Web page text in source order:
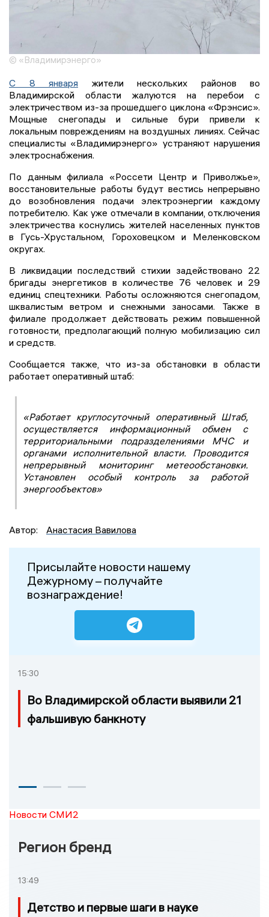
© «Владимирэнерго»
С 8 января жители нескольких районов во
Владимирской области жалуются на перебои с
электричеством из-за прошедшего циклона «Фрэнсис».
Мощные снегопады и сильные бури привели к
локальным повреждениям на воздушных линиях. Сейчас
специалисты «Владимирэнерго» устраняют нарушения
электроснабжения.
По данным филиала «Россети Центр и Приволжье»,
восстановительные работы будут вестись непрерывно
до возобновления подачи электроэнергии каждому
потребителю. Как уже отмечали в компании, отключения
электричества коснулись жителей населенных пунктов
в Гусь-Хрустальном, Гороховецком и Меленковском
округах.
В ликвидации последствий стихии задействовано 22
бригады энергетиков в количестве 76 человек и 29
единиц спецтехники. Работы осложняются снегопадом,
шквалистым ветром и снежными заносами. Также в
филиале продолжает действовать режим повышенной
готовности, предполагающий полную мобилизацию сил
и средств.
Сообщается также, что из-за обстановки в области
работает оперативный штаб:
«Работает круглосуточный оперативный Штаб,
осуществляется информационный обмен с
территориальными подразделениями МЧС и
органами исполнительной власти. Проводится
непрерывный мониторинг метеообстановки.
Установлен особый контроль за работой
энергообъектов»
Автор: Анастасия Вавилова
Присылайте новости нашему
Дежурному – получайте
вознаграждение!
15:30
Во Владимирской области выявили 21
фальшивую банкноту
Новости СМИ2
Регион бренд
13:49
Детство и первые шаги в науке